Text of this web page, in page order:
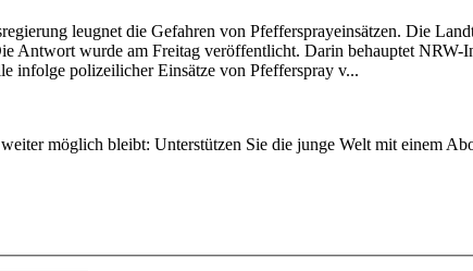
leugnet die Gefahren von Pfeffersprayeinsätzen. Die
Antwort wurde am Freitag veröffentlicht. Darin behauptet
infolge polizeilicher Einsätze von Pfefferspray v...
möglich bleibt: Unterstützen Sie die junge Welt mit einem